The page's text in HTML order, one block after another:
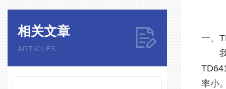
相关文章
ARTICLES
一、
我
率小